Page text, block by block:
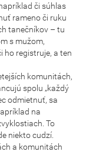
či súhlas
rameno či ruku
tanečníkov – tu
s mužom,
ho registruje, a ten
komunitách,
spolu „každý
odmietnuť, sa
na
To
niekto cudzí.
a komunitách